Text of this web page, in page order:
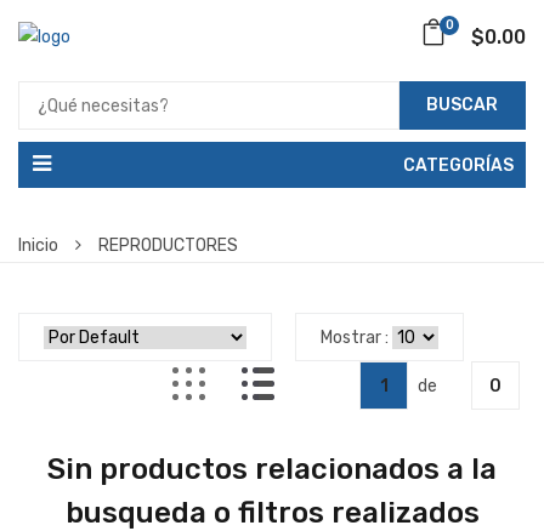
$0.00
0
BUSCAR
CATEGORÍAS
Inicio REPRODUCTORES
Mostrar :
1 de 0
Sin productos relacionados a la
busqueda o filtros realizados